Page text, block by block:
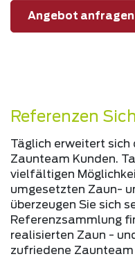
Angebot anfragen
Referenzen
Täglich erweitert sich
Zaunteam Kunden.
vielfältigen
umgesetzten Zaun-
überzeugen Sie sich
Referenzsammlung
realisierten Zaun -
zufriedene Zaunteam